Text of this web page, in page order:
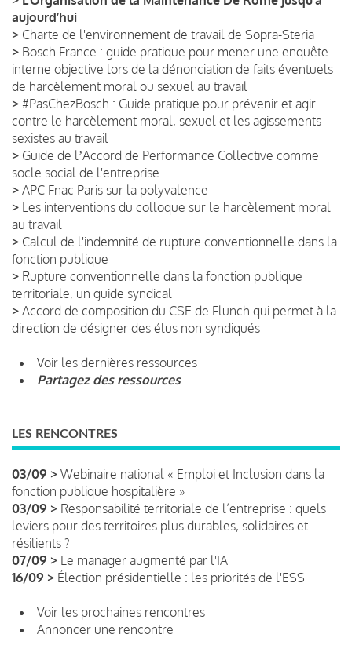
aujourd’hui
> Charte de l'environnement de travail de Sopra-Steria
> Bosch France : guide pratique pour mener une enquête
interne objective lors de la dénonciation de faits éventuels
de harcèlement moral ou sexuel au travail
> #PasChezBosch : Guide pratique pour prévenir et agir
contre le harcèlement moral, sexuel et les agissements
sexistes au travail
> Guide de lʼAccord de Performance Collective comme
socle social de l'entreprise
> APC Fnac Paris sur la polyvalence
> Les interventions du colloque sur le harcèlement moral
au travail
> Calcul de l'indemnité de rupture conventionnelle dans la
fonction publique
> Rupture conventionnelle dans la fonction publique
territoriale, un guide syndical
> Accord de composition du CSE de Flunch qui permet à la
direction de désigner des élus non syndiqués
Voir les dernières ressources
Partagez des ressources
LES RENCONTRES
03/09 > Webinaire national « Emploi et Inclusion dans la
fonction publique hospitalière »
03/09 > Responsabilité territoriale de l’entreprise : quels
leviers pour des territoires plus durables, solidaires et
résilients ?
07/09 > Le manager augmenté par l'IA
16/09 > Élection présidentielle : les priorités de l'ESS
Voir les prochaines rencontres
Annoncer une rencontre